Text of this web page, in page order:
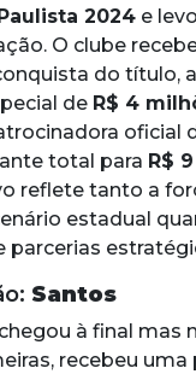
2024 e
O clube
do título,
de R$ 4
oficial
total para R$
reflete tanto a
estadual
parcerias
Santos
à final mas
recebeu